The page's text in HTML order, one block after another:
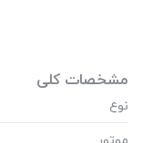
مشخصات کلی
نوع